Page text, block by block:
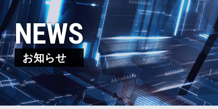
NEWS
お知らせ